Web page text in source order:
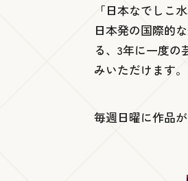
「日本なでしこ
日本発の国際的
る、3年に一度
みいただけます。
毎週日曜に作品